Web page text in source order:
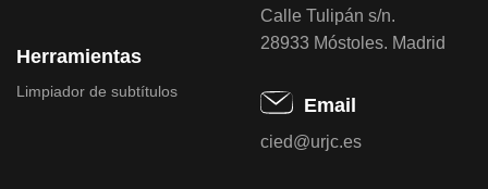
Herramientas
Limpiador de subtítulos
Calle Tulipán s/n.
28933 Móstoles. Madrid
Email
cied@urjc.es